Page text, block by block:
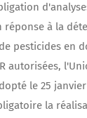
réponse à la
pesticides en
autorisées,
le 25
la